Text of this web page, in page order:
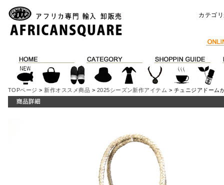
カテゴ
TOPページ > 新作オススメ商品 > 2025シーズン新作アイテム > チュニジアドーム